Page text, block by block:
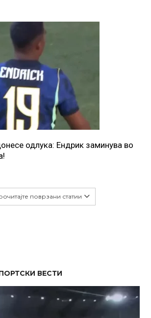
одлука: Eндрик заминува во
поврзани статии
ВЕСТИ